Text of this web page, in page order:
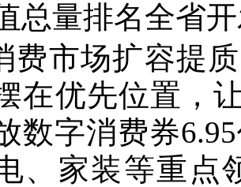
总量排名全省
费市场扩容提
在优先位置，
数字消费券
、家装等重点